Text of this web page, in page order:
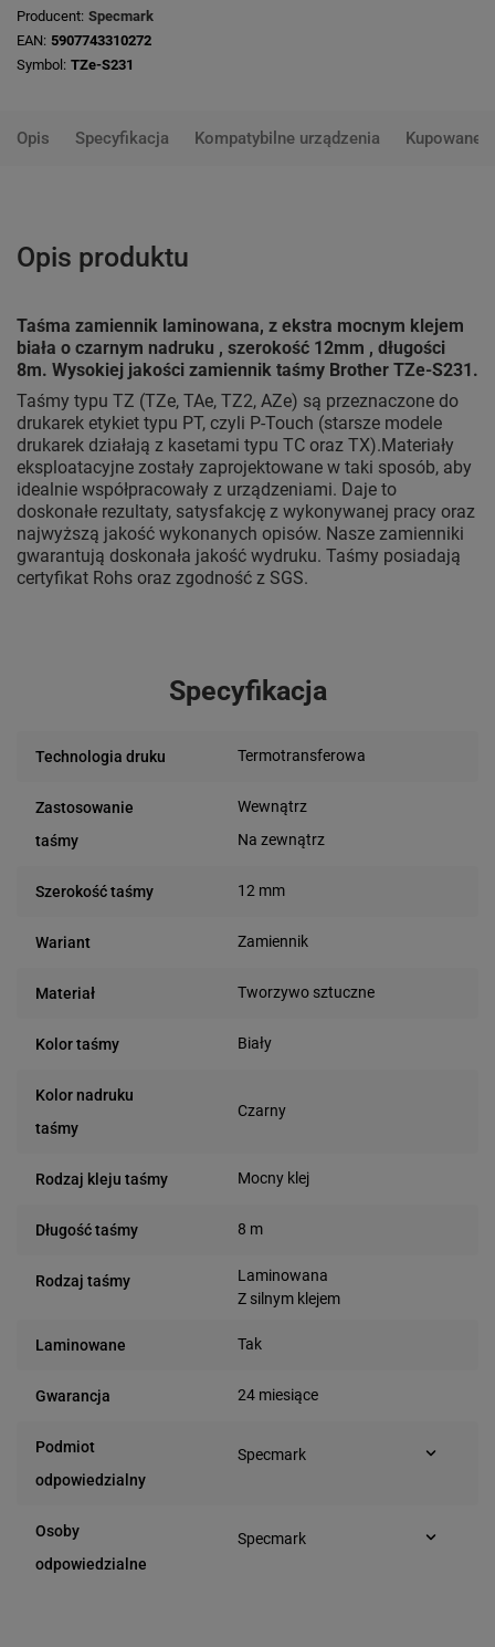
Producent Specmark
EAN 5907743310272
Symbol TZe-S231
Opis Specyfikacja Kompatybilne urządzenia Kupowane
Opis produktu
Taśma zamiennik laminowana, z ekstra mocnym klejem
biała o czarnym nadruku , szerokość 12mm , długości
8m. Wysokiej jakości zamiennik taśmy Brother TZe-S231.
Taśmy typu TZ (TZe, TAe, TZ2, AZe) są przeznaczone do
drukarek etykiet typu PT, czyli P-Touch (starsze modele
drukarek działają z kasetami typu TC oraz TX).Materiały
eksploatacyjne zostały zaprojektowane w taki sposób, aby
idealnie współpracowały z urządzeniami. Daje to
doskonałe rezultaty, satysfakcję z wykonywanej pracy oraz
najwyższą jakość wykonanych opisów. Nasze zamienniki
gwarantują doskonała jakość wydruku. Taśmy posiadają
certyfikat Rohs oraz zgodność z SGS.
Specyfikacja
Technologia druku Termotransferowa
Zastosowanie
taśmy
Wewnątrz
Na zewnątrz
Szerokość taśmy 12 mm
Wariant Zamiennik
Materiał Tworzywo sztuczne
Kolor taśmy Biały
Kolor nadruku
taśmy
Czarny
Rodzaj kleju taśmy Mocny klej
Długość taśmy 8 m
Rodzaj taśmy
Laminowana
Z silnym klejem
Laminowane Tak
Gwarancja 24 miesiące
Podmiot
odpowiedzialny
Specmark
e-mail: gspr@ptmb.pl
Osoby
odpowiedzialne
Specmark